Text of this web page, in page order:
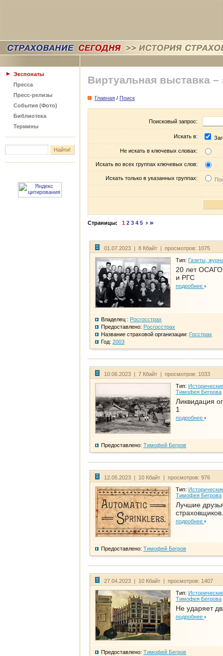
Экспонаты
Пресса
Пресс-релизы
События (Фото)
Библиотека
Термины
Виртуальная выставка –
Главная / Поиск
Поисковый запрос:
Искать в:
Не искать в ключевых словах:
Искать во всех группах ключевых слов:
Искать только в указанных группах:
Страницы: 1 2 3 4 5
01.07.2023 | 8 Кбайт | просмотров: 1075
Тип: Газеты,
20 лет
и РГС
подробнее
Владелец : Росгосстрах
Предоставлено: Росгосстрах
Название страховой организации: Госстрах
Год: 2003
10.06.2023 | 7 Кбайт | просмотров: 1033
Тип:
Тимофея Бегрова
Ликвидация
1
подробнее
Предоставлено: Тимофей Бегров
12.05.2023 | 10 Кбайт | просмотров: 976
Тип:
Тимофея Бегрова
Лучшие
подробнее
Предоставлено: Тимофей Бегров
27.04.2023 | 10 Кбайт | просмотров: 1407
Тип:
Тимофея Бегрова
Не ударяет
подробнее
Предоставлено: Тимофей Бегров